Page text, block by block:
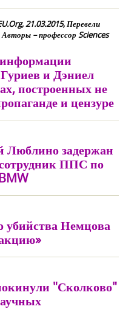
21.03.2015, Перевели
– профессор Sciences
и Дэниел
построенных не
и цензуре
Люблино задержан
ППС по
убийства Немцова
"Сколково"